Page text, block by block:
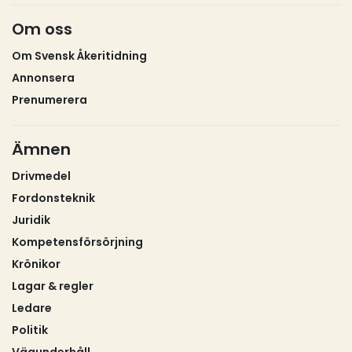
om hur mycket före sin tid han var. Att han
fortsatte vara aktiv långt upp i 80‑årsåldern – och till
och med arbetade med sin första eldrivna lastbil in i
det sista – säger allt om hans driv. Svempa slutade
aldrig vara nyfiken. Det fanns alltid något att justera,
byggs inte enbart av priser, pokaler och ikoniska
minnen. Av berättelser som lever vidare runt
kaffebord, i verkstäder och längs vägarna. Från
chaufför till chaufför. Från mun till mun. Numera
också via sociala medier.Ett sådant minne bär jag
själv med mig.
Om oss
Om Svensk Åkeritidning
Annonsera
Prenumerera
Ämnen
Drivmedel
Fordonsteknik
Juridik
Kompetensförsörjning
Krönikor
Lagar & regler
Ledare
Politik